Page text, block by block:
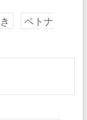
ベトナ